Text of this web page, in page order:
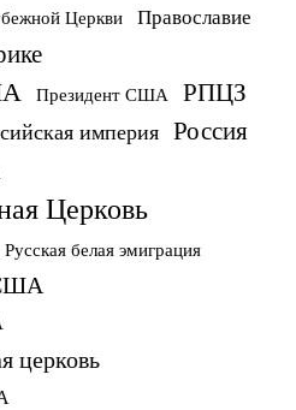
Церкви Православие
Президент США РПЦЗ
империя Россия
Церковь
Русская белая эмиграция
церковь